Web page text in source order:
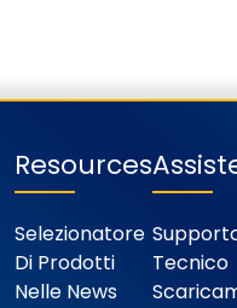
Resources
Selezionatore
Di Prodotti
Nelle News
Tecnico